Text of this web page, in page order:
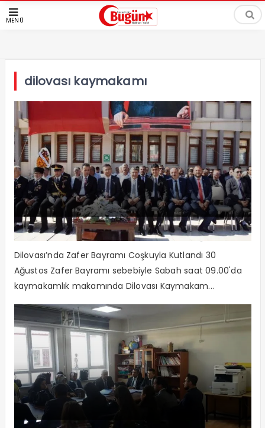
MENÜ
dilovası kaymakamı
Dilovası’nda Zafer Bayramı Coşkusu
Dilovası’nda Zafer Bayramı Coşkuyla Kutlandı 30
Ağustos Zafer Bayramı sebebiyle Sabah saat 09.00'da
kaymakamlık makamında Dilovası Kaymakam...